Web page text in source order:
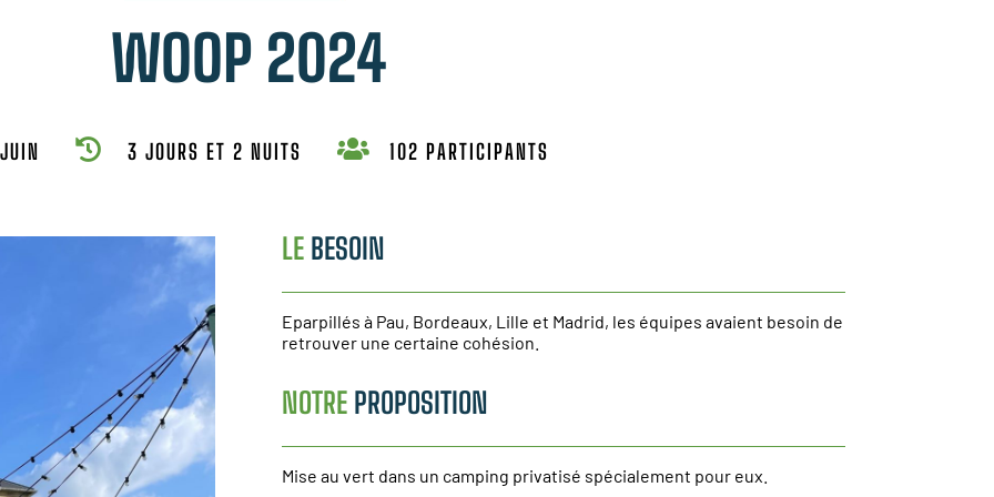
WOOP 2024
JUIN  3 JOURS ET 2 NUITS  102 PARTICIPANTS
LEBESOIN
Eparpillés à Pau, Bordeaux, Lille et Madrid, les équipes avaient besoin de
retrouver une certaine cohésion.
NOTRE PROPOSITION
Mise au vert dans un camping privatisé spécialement pour eux.